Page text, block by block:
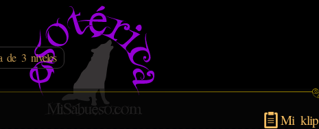
de 3 niveles
Mi klip